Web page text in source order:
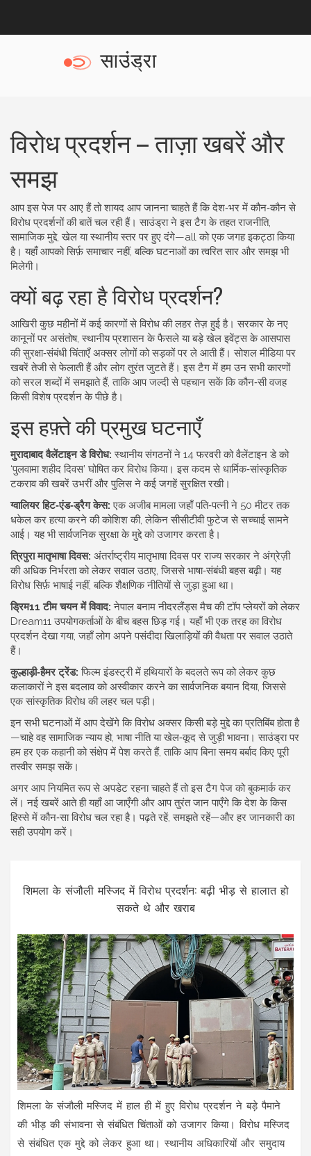
विरोध प्रदर्शन – ताज़ा खबरें और
समझ
आप इस पेज पर आए हैं तो शायद आप जानना चाहते हैं कि देश‑भर में कौन‑कौन से
विरोध प्रदर्शनों की बातें चल रही हैं। साउंड्रा ने इस टैग के तहत राजनीति,
सामाजिक मुद्दे, खेल या स्थानीय स्तर पर हुए दंगे—all को एक जगह इकट्ठा किया
है। यहाँ आपको सिर्फ़ समाचार नहीं, बल्कि घटनाओं का त्वरित सार और समझ भी
मिलेगी।
क्यों बढ़ रहा है विरोध प्रदर्शन?
आखिरी कुछ महीनों में कई कारणों से विरोध की लहर तेज़ हुई है। सरकार के नए
कानूनों पर असंतोष, स्थानीय प्रशासन के फैसले या बड़े खेल इवेंट्स के आसपास
की सुरक्षा‑संबंधी चिंताएँ अक्सर लोगों को सड़कों पर ले आती हैं। सोशल मीडिया पर
खबरें तेजी से फेलाती हैं और लोग तुरंत जुटते हैं। इस टैग में हम उन सभी कारणों
को सरल शब्दों में समझाते हैं, ताकि आप जल्दी से पहचान सकें कि कौन‑सी वजह
किसी विशेष प्रदर्शन के पीछे है।
इस हफ़्ते की प्रमुख घटनाएँ
मुरादाबाद वैलेंटाइन डे विरोध: स्थानीय संगठनों ने 14 फरवरी को वैलेंटाइन डे को
‘पुलवामा शहीद दिवस’ घोषित कर विरोध किया। इस कदम से धार्मिक‑सांस्कृतिक
टकराव की खबरें उभरीं और पुलिस ने कई जगहें सुरक्षित रखी।
ग्वालियर हिट‑एंड‑ड्रैग केस: एक अजीब मामला जहाँ पति‑पत्नी ने 50 मीटर तक
धकेल कर हत्या करने की कोशिश की, लेकिन सीसीटीवी फुटेज से सच्चाई सामने
आई। यह भी सार्वजनिक सुरक्षा के मुद्दे को उजागर करता है।
त्रिपुरा मातृभाषा दिवस: अंतर्राष्ट्रीय मातृभाषा दिवस पर राज्य सरकार ने अंग्रेज़ी
की अधिक निर्भरता को लेकर सवाल उठाए, जिससे भाषा‑संबंधी बहस बढ़ी। यह
विरोध सिर्फ़ भाषाई नहीं, बल्कि शैक्षणिक नीतियों से जुड़ा हुआ था।
ड्रिम11 टीम चयन में विवाद: नेपाल बनाम नीदरलैंड्स मैच की टॉप प्लेयरों को लेकर
Dream11 उपयोगकर्ताओं के बीच बहस छिड़ गई। यहाँ भी एक तरह का विरोध
प्रदर्शन देखा गया, जहाँ लोग अपने पसंदीदा खिलाड़ियों की वैधता पर सवाल उठाते
हैं।
कुल्हाड़ी‑हैमर ट्रेंड: फिल्म इंडस्ट्री में हथियारों के बदलते रूप को लेकर कुछ
कलाकारों ने इस बदलाव को अस्वीकार करने का सार्वजनिक बयान दिया, जिससे
एक सांस्कृतिक विरोध की लहर चल पड़ी।
इन सभी घटनाओं में आप देखेंगे कि विरोध अक्सर किसी बड़े मुद्दे का प्रतिबिंब होता है
—चाहे वह सामाजिक न्याय हो, भाषा नीति या खेल‑कूद से जुड़ी भावना। साउंड्रा पर
हम हर एक कहानी को संक्षेप में पेश करते हैं, ताकि आप बिना समय बर्बाद किए पूरी
तस्वीर समझ सकें।
अगर आप नियमित रूप से अपडेट रहना चाहते हैं तो इस टैग पेज को बुकमार्क कर
लें। नई खबरें आते ही यहाँ आ जाएँगी और आप तुरंत जान पाएँगे कि देश के किस
हिस्से में कौन‑सा विरोध चल रहा है। पढ़ते रहें, समझते रहें—और हर जानकारी का
सही उपयोग करें।
शिमला के संजौली मस्जिद में विरोध प्रदर्शन: बढ़ी भीड़ से हालात हो
सकते थे और खराब
शिमला के संजौली मस्जिद में हाल ही में हुए विरोध प्रदर्शन ने बड़े पैमाने
की भीड़ की संभावना से संबंधित चिंताओं को उजागर किया। विरोध मस्जिद
से संबंधित एक मुद्दे को लेकर हुआ था। स्थानीय अधिकारियों और समुदाय